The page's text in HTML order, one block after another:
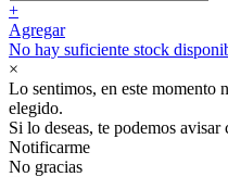
+
Agregar
No hay suficiente stock
×
Lo sentimos, en este momento
elegido.
Si lo deseas, te podemos
Notificarme
No gracias